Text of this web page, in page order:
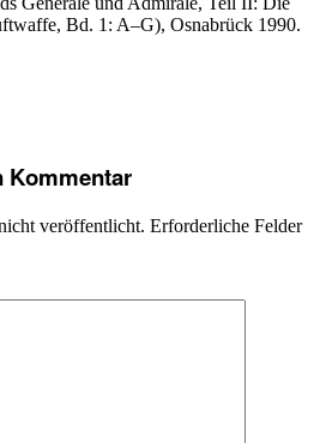
Bd. 1: A–G), Osnabrück 1990.
Kommentar
veröffentlicht. Erforderliche Felder